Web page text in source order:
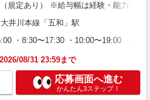
規定あり） ※給与幅は経験・能力によ
井川本線「五和」駅
・8:30〜17:30 ・10:00〜19:00 ・
08/31 23:59まで
応募画面へ進む
かんたん3ステップ！